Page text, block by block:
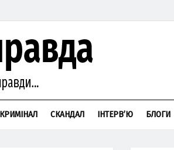
КРИМІНАЛ СКАНДАЛ ІНТЕРВ’Ю БЛОГИ